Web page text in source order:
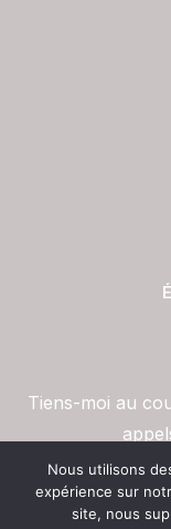
Tiens-moi au
Nous utilisons
expérience sur
site, nous